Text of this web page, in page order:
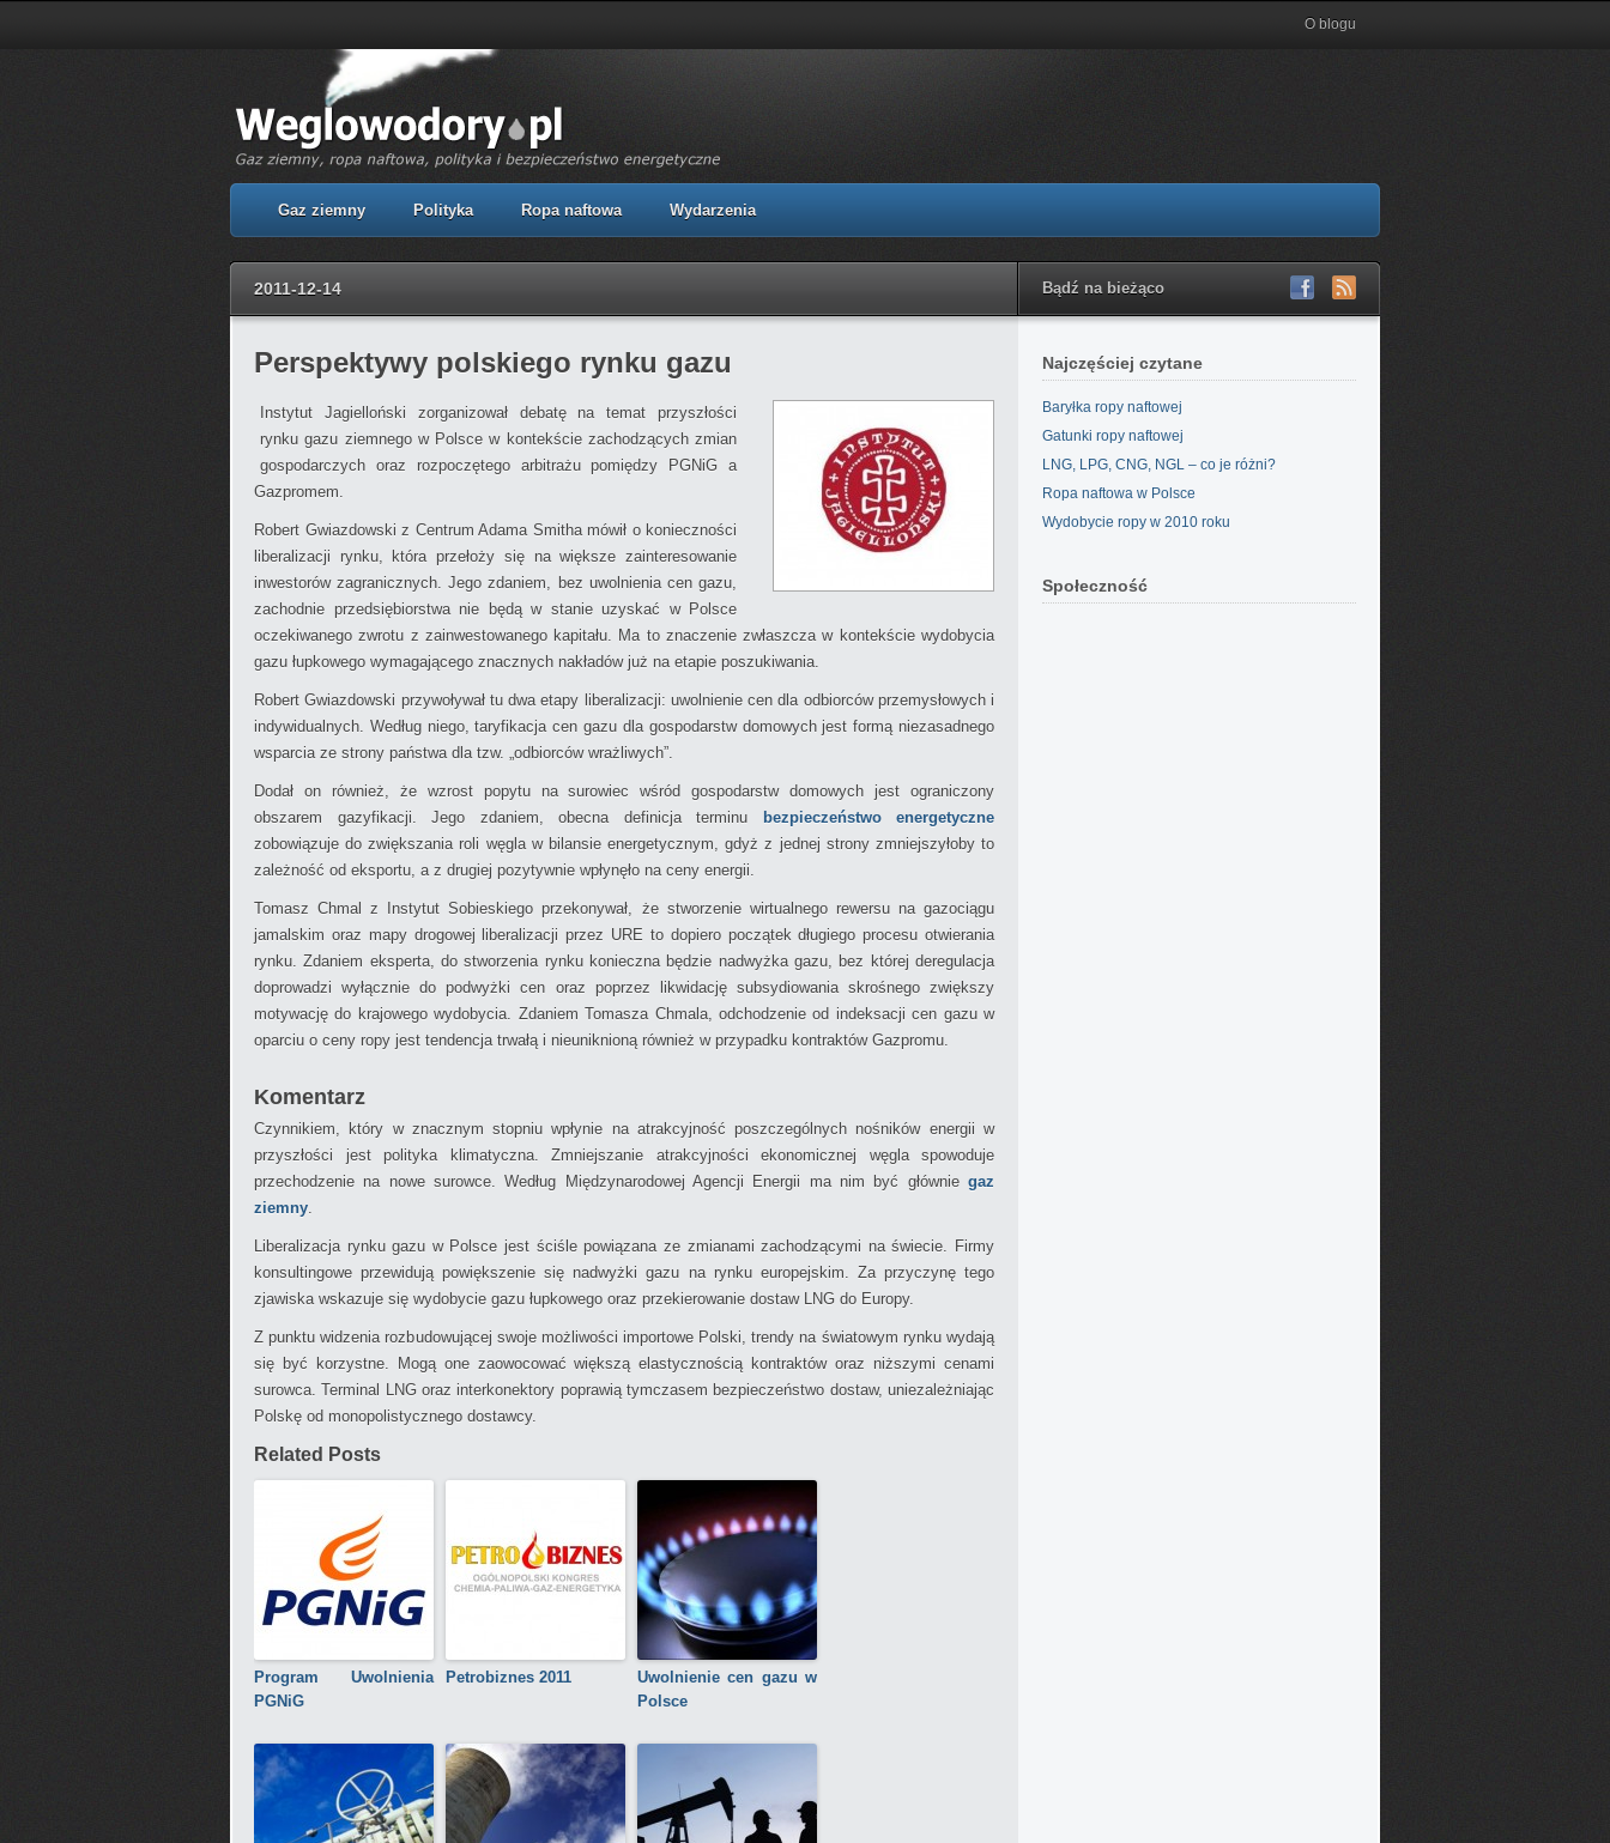
O blogu
Gaz ziemny Polityka Ropa naftowa Wydarzenia
2011-12-14 Bądź na bieżąco
Perspektywy polskiego rynku gazu
Instytut Jagielloński zorganizował debatę na temat przyszłości
rynku gazu ziemnego w Polsce w kontekście zachodzących zmian
gospodarczych oraz rozpoczętego arbitrażu pomiędzy PGNiG a
Gazpromem.
Robert Gwiazdowski z Centrum Adama Smitha mówił o konieczności
liberalizacji rynku, która przełoży się na większe zainteresowanie
inwestorów zagranicznych. Jego zdaniem, bez uwolnienia cen gazu,
zachodnie przedsiębiorstwa nie będą w stanie uzyskać w Polsce
oczekiwanego zwrotu z zainwestowanego kapitału. Ma to znaczenie zwłaszcza w kontekście wydobycia
gazu łupkowego wymagającego znacznych nakładów już na etapie poszukiwania.
Robert Gwiazdowski przywoływał tu dwa etapy liberalizacji: uwolnienie cen dla odbiorców przemysłowych i
indywidualnych. Według niego, taryfikacja cen gazu dla gospodarstw domowych jest formą niezasadnego
wsparcia ze strony państwa dla tzw. „odbiorców wrażliwych”.
Dodał on również, że wzrost popytu na surowiec wśród gospodarstw domowych jest ograniczony
obszarem gazyfikacji. Jego zdaniem, obecna definicja terminu
bezpieczeństwo energetyczne
zobowiązuje do zwiększania roli węgla w bilansie energetycznym, gdyż z jednej strony zmniejszyłoby to
zależność od eksportu, a z drugiej pozytywnie wpłynęło na ceny energii.
Tomasz Chmal z Instytut Sobieskiego przekonywał, że stworzenie wirtualnego rewersu na gazociągu
jamalskim oraz mapy drogowej liberalizacji przez URE to dopiero początek długiego procesu otwierania
rynku. Zdaniem eksperta, do stworzenia rynku konieczna będzie nadwyżka gazu, bez której deregulacja
doprowadzi wyłącznie do podwyżki cen oraz poprzez likwidację subsydiowania skrośnego zwiększy
motywację do krajowego wydobycia. Zdaniem Tomasza Chmala, odchodzenie od indeksacji cen gazu w
oparciu o ceny ropy jest tendencja trwałą i nieuniknioną również w przypadku kontraktów Gazpromu.
Komentarz
Czynnikiem, który w znacznym stopniu wpłynie na atrakcyjność poszczególnych nośników energii w
przyszłości jest polityka klimatyczna. Zmniejszanie atrakcyjności ekonomicznej węgla spowoduje
przechodzenie na nowe surowce. Według Międzynarodowej Agencji Energii ma nim być głównie gaz
ziemny.
Liberalizacja rynku gazu w Polsce jest ściśle powiązana ze zmianami zachodzącymi na świecie. Firmy
konsultingowe przewidują powiększenie się nadwyżki gazu na rynku europejskim. Za przyczynę tego
zjawiska wskazuje się wydobycie gazu łupkowego oraz przekierowanie dostaw LNG do Europy.
Z punktu widzenia rozbudowującej swoje możliwości importowe Polski, trendy na światowym rynku wydają
się być korzystne. Mogą one zaowocować większą elastycznością kontraktów oraz niższymi cenami
surowca. Terminal LNG oraz interkonektory poprawią tymczasem bezpieczeństwo dostaw, uniezależniając
Polskę od monopolistycznego dostawcy.
Related Posts
Program Uwolnienia
PGNiG
Petrobiznes 2011
Uwolnienie cen gazu w
Polsce
Najczęściej czytane
Baryłka ropy naftowej
Gatunki ropy naftowej
LNG, LPG, CNG, NGL – co je różni?
Ropa naftowa w Polsce
Wydobycie ropy w 2010 roku
Społeczność